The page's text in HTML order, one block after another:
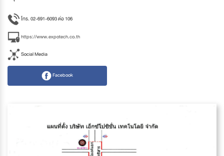
โทร. 02-691-6093 ต่อ 106
https://www.expotech.co.th
Social Media
Facebook